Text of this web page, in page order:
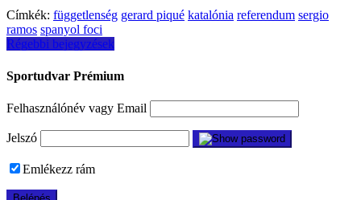
Címkék: függetlenség gerard piqué katalónia referendum sergio
ramos spanyol foci
Bejegyzés
navigáció
Régebbi bejegyzések
Sportudvar Prémium
Felhasználónév vagy Email
Jelszó
Emlékezz rám